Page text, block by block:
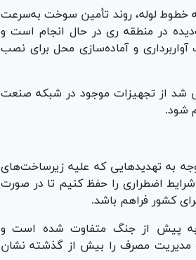
خطوط لوله، روند تأمین سوخت به‌سرعت
در منطقه ری در حال انجام است و
و آماده‌سازی محل برای نصب
شد از تجهیزات موجود در شبکه صنعت
شود.
به تهدید‌هایی که علیه زیرساخت‌های
شرایط اضطراری را حفظ کنیم تا در صورت
کشور فراهم باشد.
به پیش از جنگ متفاوت شده است و
مدیریت مصرف را بیش از گذشته نشان